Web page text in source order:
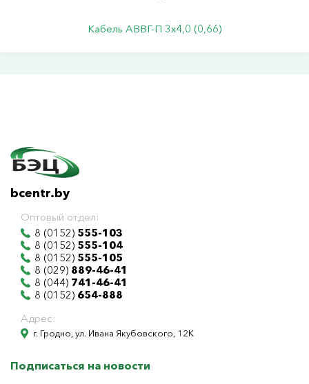
Кабель АВВГ-П 3х4,0 (0,66)
bcentr.by
Оптовый отдел:
8 (0152) 555-103
8 (0152) 555-104
8 (0152) 555-105
8 (029) 889-46-41
8 (044) 741-46-41
8 (0152) 654-888
Адрес:
г. Гродно, ул. Ивана Якубовского, 12К
Подписаться на новости